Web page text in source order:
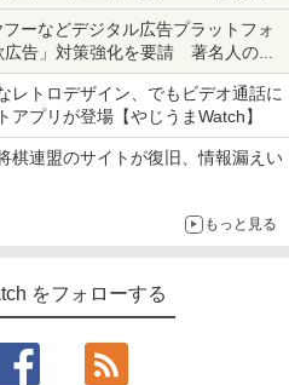
ーなどデジタル広告プラットフォ
告」対策強化を要請 著名人の写
どへの対策として
レトロデザイン、でもビデオ通話に
アプリが登場【やじうまWatch】
棋連盟のサイトが復旧、情報漏えい
もっと見る
をフォローする